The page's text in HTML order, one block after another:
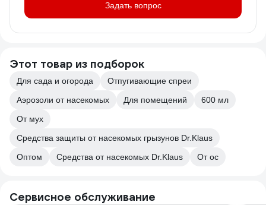
Задать вопрос
Этот товар из подборок
Для сада и огорода
Отпугивающие спреи
Аэрозоли от насекомых
Для помещений
600 мл
От мух
Средства защиты от насекомых грызунов Dr.Klaus
Оптом
Средства от насекомых Dr.Klaus От ос
Сервисное обслуживание